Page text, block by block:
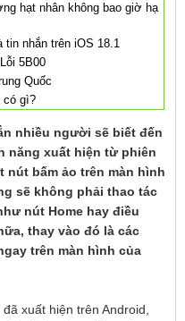
hạt nhân không bao giờ hạ
tin nhắn trên iOS 18.1
5B00
Quốc
có gì?
nhiều người sẽ biết đến
năng xuất hiện từ phiên
nút bấm ảo trên màn hình
sẽ không phải thao tác
nút Home hay điều
thay vào đó là các
trên màn hình của
xuất hiện trên Android,